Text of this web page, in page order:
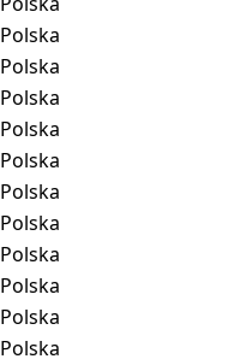
Polska
Polska
Polska
Polska
Polska
Polska
Polska
Polska
Polska
Polska
Polska